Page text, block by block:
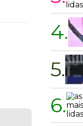
4.
5.
6.